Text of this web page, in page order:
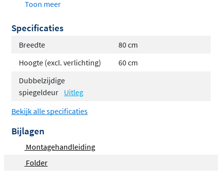
overzichtelijke badkamer.
Dubbelzijdige spiegeldeur
gebruiksgemak
Keuze uit
diverse trendy kleuren
Strakkediepte van slechts 14 cm
Metéén of twee deuren
Dubbelzijdige spiegeldeur voor
optimaal gebruik
Een uniek kenmerk van de Proline Comfort spiegelkast
Toon meer
Specificaties
Breedte
80 cm
Hoogte (excl. verlichting)
60 cm
Dubbelzijdige
spiegeldeur Uitleg
Bekijk alle specificaties
Bijlagen
Montagehandleiding
Folder